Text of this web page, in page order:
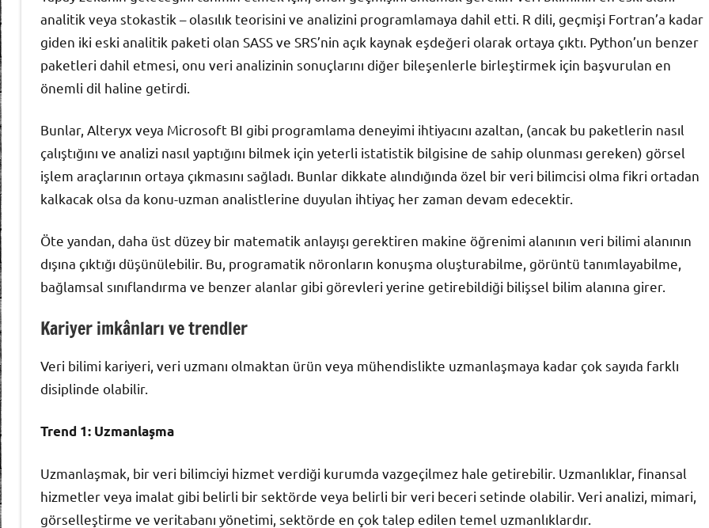
analitik veya stokastik – olasılık teorisini ve analizini programlamaya dahil etti. R dili, geçmişi Fortran’a kadar
giden iki eski analitik paketi olan SASS ve SRS’nin açık kaynak eşdeğeri olarak ortaya çıktı. Python’un benzer
paketleri dahil etmesi, onu veri analizinin sonuçlarını diğer bileşenlerle birleştirmek için başvurulan en
önemli dil haline getirdi.
Bunlar, Alteryx veya Microsoft BI gibi programlama deneyimi ihtiyacını azaltan, (ancak bu paketlerin nasıl
çalıştığını ve analizi nasıl yaptığını bilmek için yeterli istatistik bilgisine de sahip olunması gereken) görsel
işlem araçlarının ortaya çıkmasını sağladı. Bunlar dikkate alındığında özel bir veri bilimcisi olma fikri ortadan
kalkacak olsa da konu-uzman analistlerine duyulan ihtiyaç her zaman devam edecektir.
Öte yandan, daha üst düzey bir matematik anlayışı gerektiren makine öğrenimi alanının veri bilimi alanının
dışına çıktığı düşünülebilir. Bu, programatik nöronların konuşma oluşturabilme, görüntü tanımlayabilme,
bağlamsal sınıflandırma ve benzer alanlar gibi görevleri yerine getirebildiği bilişsel bilim alanına girer.
Kariyer imkânları ve trendler
Veri bilimi kariyeri, veri uzmanı olmaktan ürün veya mühendislikte uzmanlaşmaya kadar çok sayıda farklı
disiplinde olabilir.
Trend 1: Uzmanlaşma
Uzmanlaşmak, bir veri bilimciyi hizmet verdiği kurumda vazgeçilmez hale getirebilir. Uzmanlıklar, finansal
hizmetler veya imalat gibi belirli bir sektörde veya belirli bir veri beceri setinde olabilir. Veri analizi, mimari,
görselleştirme ve veritabanı yönetimi, sektörde en çok talep edilen temel uzmanlıklardır.